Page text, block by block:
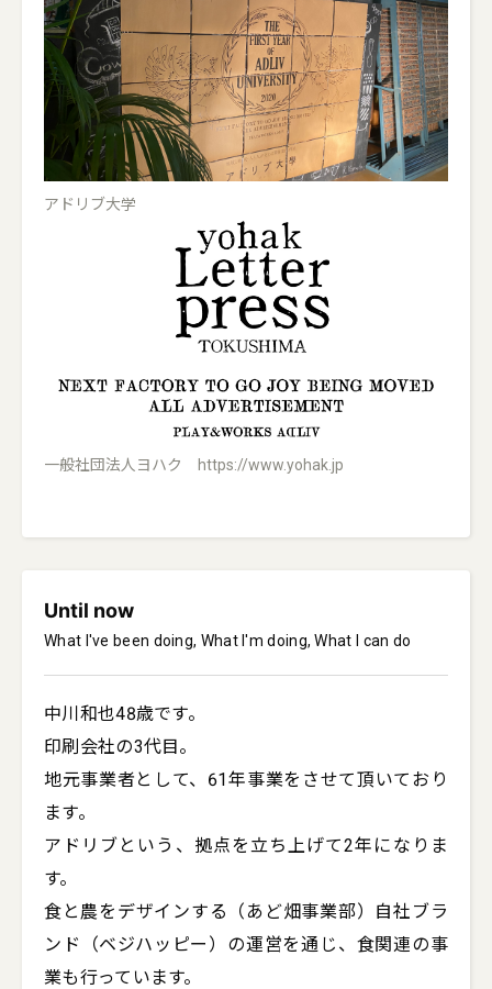
アドリブ大学
一般社団法人ヨハク https://www.yohak.jp
Until now
What I've been doing, What I'm doing, What I can do
中川和也48歳です。
印刷会社の3代目。
地元事業者として、61年事業をさせて頂いており
ます。
アドリブという、拠点を立ち上げて2年になりま
す。
食と農をデザインする（あど畑事業部）自社ブラ
ンド（ベジハッピー）の運営を通じ、食関連の事
業も行っています。